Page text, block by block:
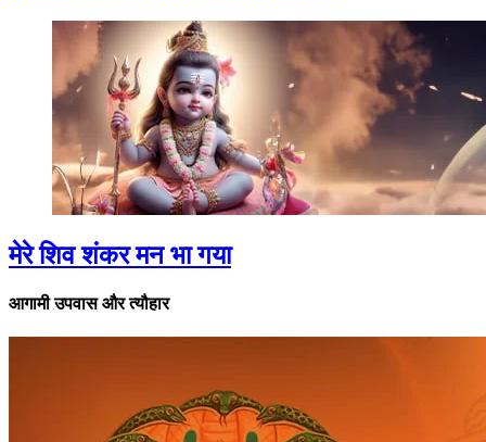
मेरे शिव शंकर मन भा गया
आगामी उपवास और त्यौहार